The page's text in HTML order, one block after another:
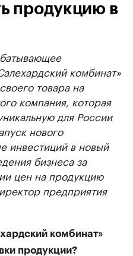
продукцию в
комбинат»
товара на
компания, которая
для России
нового
инвестиций в новый
бизнеса за
цен на продукцию
предприятия
комбинат»
продукции?